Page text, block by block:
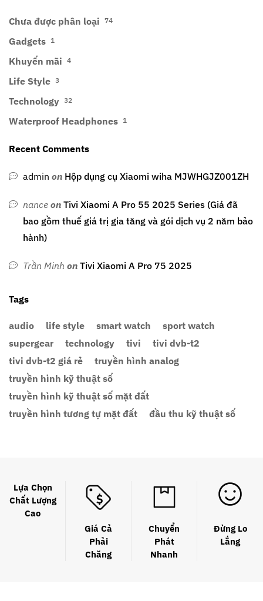
Chưa được phân loại 74
Gadgets 1
Khuyến mãi 4
Life Style 3
Technology 32
Waterproof Headphones 1
Recent Comments
admin on Hộp dụng cụ Xiaomi wiha MJWHGJZ001ZH
nance on Tivi Xiaomi A Pro 55 2025 Series (Giá đã
bao gồm thuế giá trị gia tăng và gói dịch vụ 2 năm bảo
hành)
Trần Minh on Tivi Xiaomi A Pro 75 2025
Tags
audio life style smart watch
sport watch
supergear
technology tivi
tivi dvb-t2
tivi dvb-t2 giá rẻ
truyền hình analog
truyền hình kỹ thuật số
truyền hình kỹ thuật số mặt đất
truyền hình tương tự mặt đất
đầu thu kỹ thuật số
Lựa Chọn
Chất Lượng
Cao
Giá Cả
Phải
Chăng
Chuyển
Phát
Nhanh
Đừng Lo
Lắng